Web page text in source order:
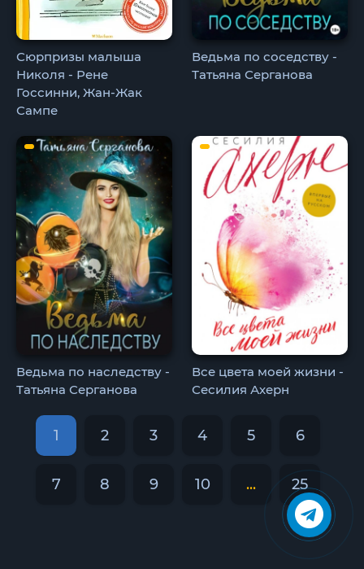
Сюрпризы малыша
Николя - Рене
Госсинни, Жан-Жак
Сампе
Ведьма по соседству -
Татьяна Серганова
Ведьма по наследству -
Татьяна Серганова
Все цвета моей жизни -
Сесилия Ахерн
1 2 3 4 5 6
7 8 9 10 ... 25